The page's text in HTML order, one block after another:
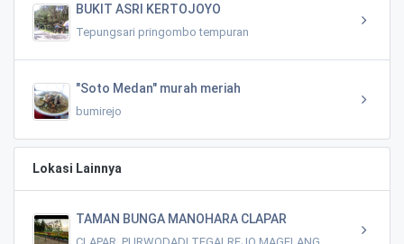
BUKIT ASRI KERTOJOYO
Tepungsari pringombo tempuran
"Soto Medan" murah meriah
bumirejo
Lokasi Lainnya
TAMAN BUNGA MANOHARA CLAPAR